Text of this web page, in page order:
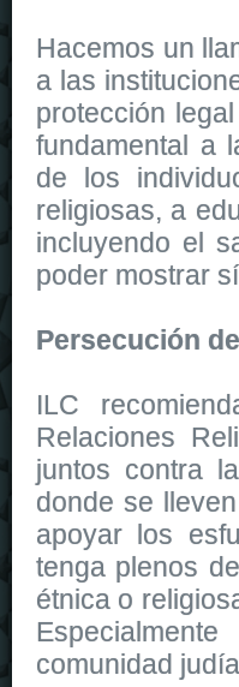
Hacemos un
a las
protección
fundamental a
de los
religiosas, a
incluyendo el
poder mostrar
Persecución
ILC
Relaciones
juntos contra
donde se
apoyar los
tenga plenos
étnica o
comunidad